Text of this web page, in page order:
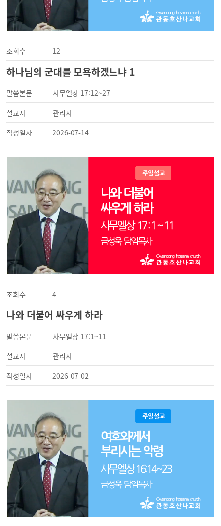
조회수 12
하나님의 군대를 모욕하겠느냐 1
말씀본문
사무엘상 17:12~27
설교자
관리자
작성일자
2026-07-14
조회수 4
나와 더불어 싸우게 하라
말씀본문
사무엘상 17:1~11
설교자
관리자
작성일자
2026-07-02